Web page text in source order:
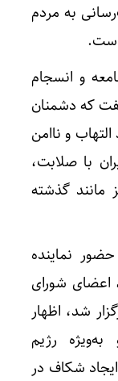
به مردم
است.
و انسجام
که دشمنان
التهاب و ناامن
با صلابت،
مانند گذشته
نماینده
اعضای شورای
شد، اظهار
رژیم
شکاف در